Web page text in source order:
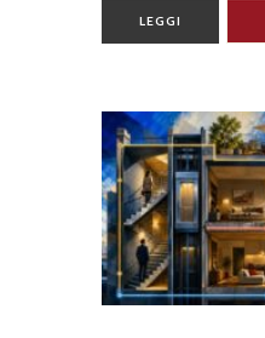
LEGGI